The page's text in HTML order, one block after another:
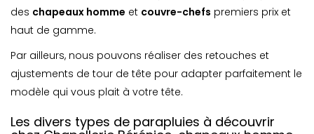
des chapeaux homme et couvre-chefs premiers prix et
haut de gamme.
Par ailleurs, nous pouvons réaliser des retouches et
ajustements de tour de tête pour adapter parfaitement le
modèle qui vous plait à votre tête.
Les divers types de parapluies à découvrir